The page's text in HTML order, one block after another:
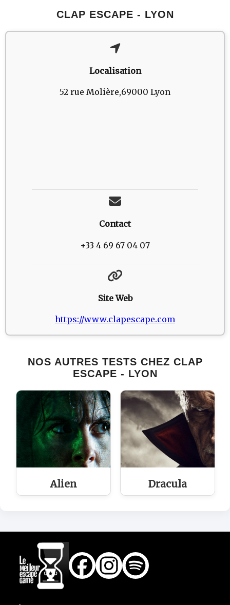
CLAP ESCAPE - LYON
Localisation
52 rue Molière,69000 Lyon
Contact
+33 4 69 67 04 07
Site Web
https://www.clapescape.com
NOS AUTRES TESTS CHEZ CLAP
ESCAPE - LYON
Alien Dracula